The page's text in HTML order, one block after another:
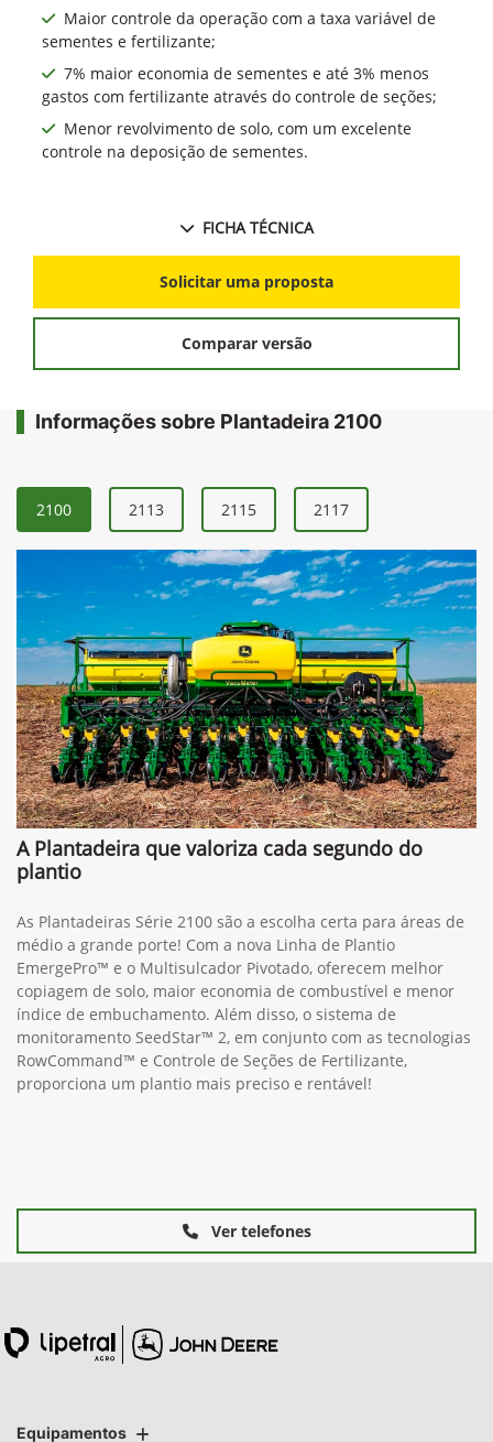
Maior controle da operação com a taxa variável de
sementes e fertilizante;
7% maior economia de sementes e até 3% menos
gastos com fertilizante através do controle de seções;
Menor revolvimento de solo, com um excelente
controle na deposição de sementes.
FICHA TÉCNICA
Solicitar uma proposta
Comparar versão
Informações sobre Plantadeira 2100
2100 2113 2115 2117
A Plantadeira que valoriza cada segundo do
plantio
As Plantadeiras Série 2100 são a escolha certa para áreas de
médio a grande porte! Com a nova Linha de Plantio
EmergePro™ e o Multisulcador Pivotado, oferecem melhor
copiagem de solo, maior economia de combustível e menor
índice de embuchamento. Além disso, o sistema de
monitoramento SeedStar™ 2, em conjunto com as tecnologias
RowCommand™ e Controle de Seções de Fertilizante,
proporciona um plantio mais preciso e rentável!
Ver telefones
Equipamentos